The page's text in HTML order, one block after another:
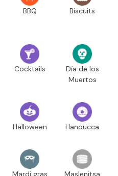
BBQ Biscuits
Cocktails
Día de los
Muertos
Halloween Hanoucca
Mardi gras Maslenitsa